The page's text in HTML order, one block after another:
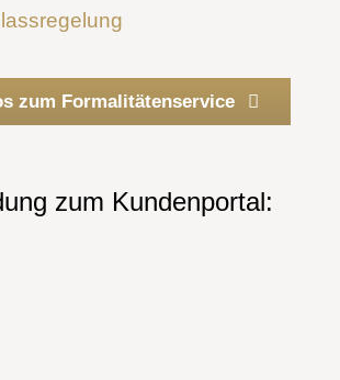
zum Formalitätenservice
zum Kundenportal: